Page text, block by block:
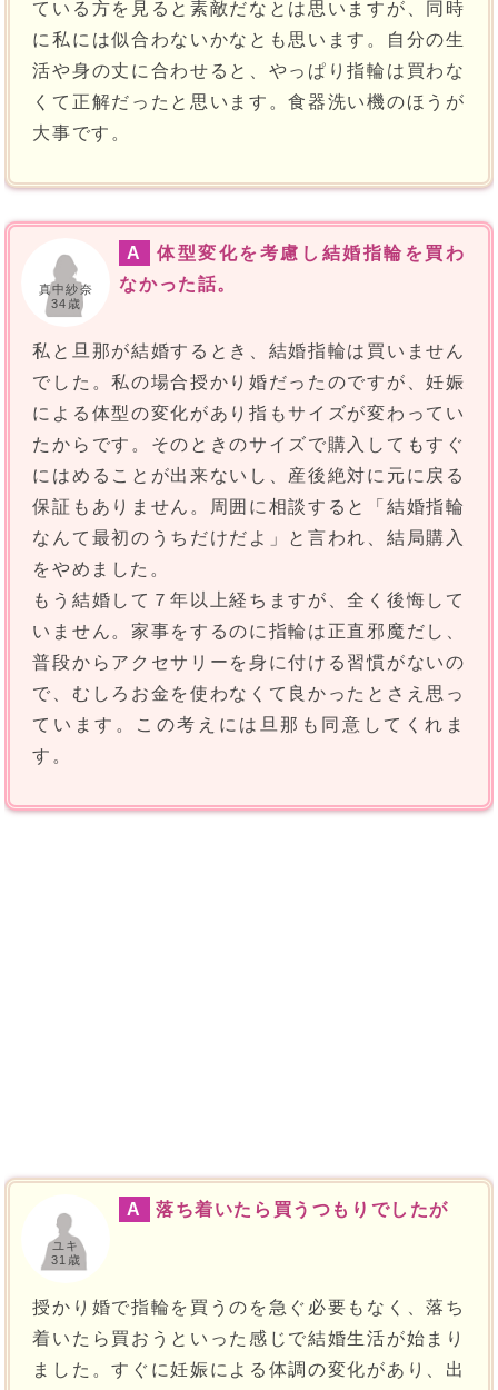
ている方を見ると素敵だなとは思いますが、同時
に私には似合わないかなとも思います。自分の生
活や身の丈に合わせると、やっぱり指輪は買わな
くて正解だったと思います。食器洗い機のほうが
大事です。
真中紗奈
34歳
A
体型変化を考慮し結婚指輪を買わ
なかった話。
私と旦那が結婚するとき、結婚指輪は買いません
でした。私の場合授かり婚だったのですが、妊娠
による体型の変化があり指もサイズが変わってい
たからです。そのときのサイズで購入してもすぐ
にはめることが出来ないし、産後絶対に元に戻る
保証もありません。周囲に相談すると「結婚指輪
なんて最初のうちだけだよ」と言われ、結局購入
をやめました。
もう結婚して７年以上経ちますが、全く後悔して
いません。家事をするのに指輪は正直邪魔だし、
普段からアクセサリーを身に付ける習慣がないの
で、むしろお金を使わなくて良かったとさえ思っ
ています。この考えには旦那も同意してくれま
す。
ユキ
31歳
A 落ち着いたら買うつもりでしたが
授かり婚で指輪を買うのを急ぐ必要もなく、落ち
着いたら買おうといった感じで結婚生活が始まり
ました。すぐに妊娠による体調の変化があり、出